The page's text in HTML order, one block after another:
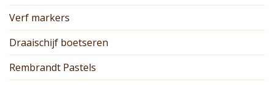
Verf markers
Draaischijf boetseren
Rembrandt Pastels